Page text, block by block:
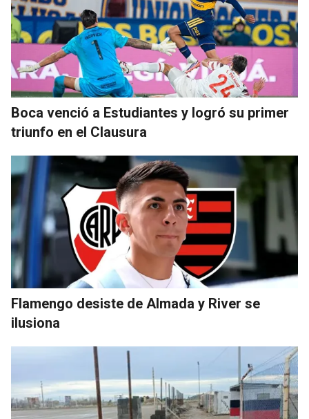
Boca venció a Estudiantes y logró su primer
triunfo en el Clausura
Flamengo desiste de Almada y River se
ilusiona